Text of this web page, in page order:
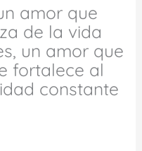
amor que
de la vida
un amor que
fortalece al
constante